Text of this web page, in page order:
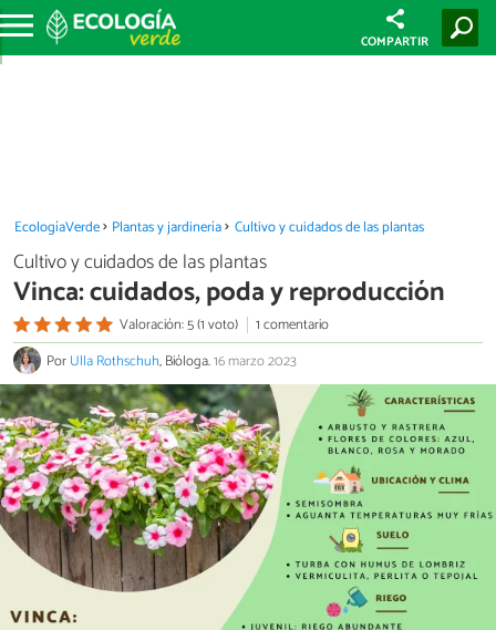
COMPARTIR
EcologíaVerde Plantas y jardinería Cultivo y cuidados de las plantas
Cultivo y cuidados de las plantas
Vinca: cuidados, poda y reproducción
Valoración: 5 (1 voto)
1 comentario
PorUlla Rothschuh, Bióloga.16 marzo 2023